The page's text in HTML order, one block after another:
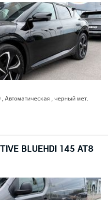
Автоматическая , черный мет.
BLUEHDI 145 AT8